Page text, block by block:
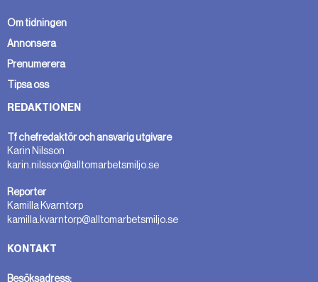
Om tidningen
Annonsera
Prenumerera
Tipsa oss
REDAKTIONEN
Tf chefredaktör och ansvarig utgivare
Karin Nilsson
karin.nilsson@alltomarbetsmiljo.se
Reporter
Kamilla Kvarntorp
kamilla.kvarntorp@alltomarbetsmiljo.se
KONTAKT
Besöksadress: